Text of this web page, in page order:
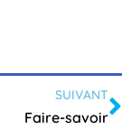
SUIVANT
Faire-savoir